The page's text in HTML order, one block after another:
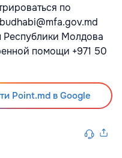
по
Республики Молдова
помощи +971 50
Point.md в Google